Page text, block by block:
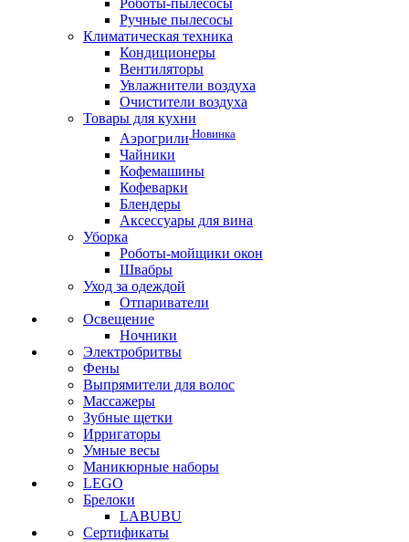
Роботы-пылесосы
Ручные пылесосы
Климатическая техника
Кондиционеры
Вентиляторы
Увлажнители воздуха
Очистители воздуха
Товары для кухни
Аэрогрили Новинка
Чайники
Кофемашины
Кофеварки
Блендеры
Аксессуары для вина
Уборка
Роботы-мойщики окон
Швабры
Уход за одеждой
Отпариватели
Освещение
Ночники
Электробритвы
Фены
Выпрямители для волос
Массажеры
Зубные щетки
Ирригаторы
Умные весы
Маникюрные наборы
LEGO
Брелоки
LABUBU
Сертификаты